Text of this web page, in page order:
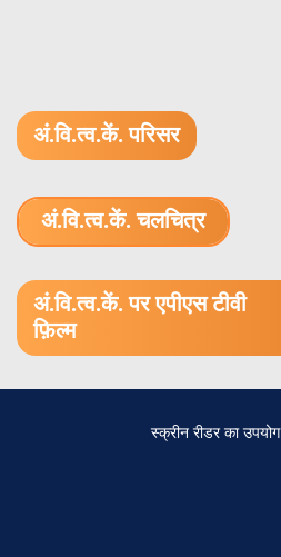
अं.वि.त्व.कें. परिसर
अं.वि.त्व.कें. चलचित्र
अं.वि.त्व.कें. पर एपीएस टीवी
फ़िल्म
स्क्रीन रीडर का उपयोग